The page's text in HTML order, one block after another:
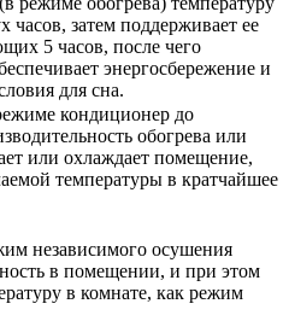
часов, затем поддерживает ее
5 часов, после чего
энергосбережение и
для сна.
кондиционер до
обогрева или
или охлаждает помещение,
температуры в кратчайшее
независимого осушения
в помещении, и при этом
в комнате, как режим